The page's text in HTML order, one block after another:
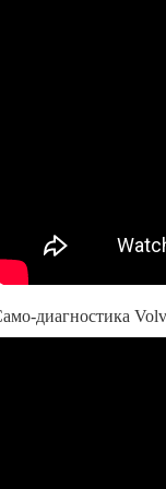
диагностика